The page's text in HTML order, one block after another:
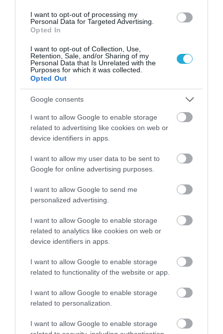
I want to opt-out of processing my
Personal Data for Targeted Advertising.
Opted In
I want to opt-out of Collection, Use,
Retention, Sale, and/or Sharing of my
Personal Data that Is Unrelated with the
Purposes for which it was collected.
Opted Out
Google consents
I want to allow Google to enable storage
related to advertising like cookies on web or
device identifiers in apps.
I want to allow my user data to be sent to
Google for online advertising purposes.
I want to allow Google to send me
personalized advertising.
I want to allow Google to enable storage
related to analytics like cookies on web or
device identifiers in apps.
I want to allow Google to enable storage
related to functionality of the website or app.
I want to allow Google to enable storage
related to personalization.
I want to allow Google to enable storage
Πρόσφατα Επεισόδια
Τεμπονέρας στο
χώρα δεν